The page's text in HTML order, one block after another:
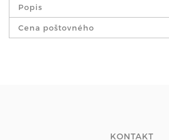
Popis
Cena poštovného
KONTAKT